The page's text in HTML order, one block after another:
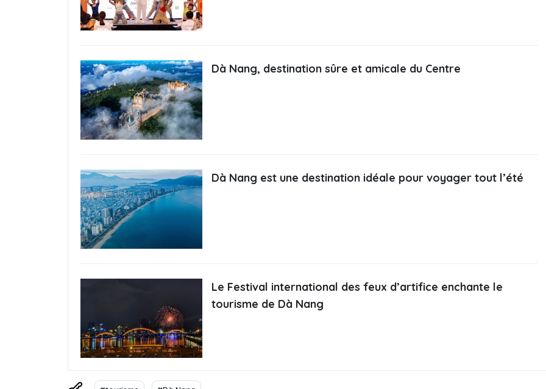
Dà Nang, destination sûre et amicale du Centre
Dà Nang est une destination idéale pour voyager tout l’été
Le Festival international des feux d’artifice enchante le
tourisme de Dà Nang